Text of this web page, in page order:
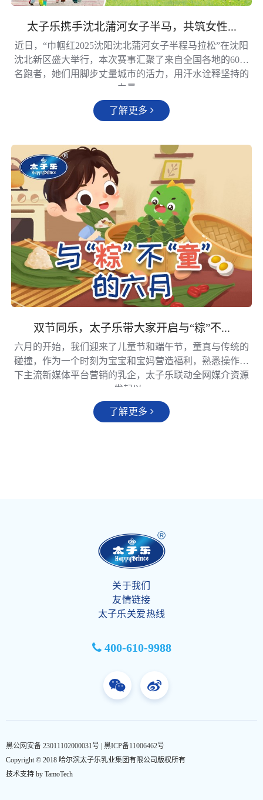
太子乐携手沈北蒲河女子半马，共筑女性...
近日，“巾帼红2025沈阳沈北蒲河女子半程马拉松”在沈阳
沈北新区盛大举行，本次赛事汇聚了来自全国各地的6000
名跑者，她们用脚步丈量城市的活力，用汗水诠释坚持的
力量。
了解更多
双节同乐，太子乐带大家开启与“粽”不...
六月的开始，我们迎来了儿童节和端午节，童真与传统的
碰撞，作为一个时刻为宝宝和宝妈营造福利，熟悉操作当
下主流新媒体平台营销的乳企，太子乐联动全网媒介资源
发起以...
了解更多
关于我们
友情链接
太子乐关爱热线
400-610-9988
黑公网安备 23011102000031号 黑ICP备11006462号
Copyright © 2018 哈尔滨太子乐乳业集团有限公司 版权所有
技术支持 by TamoTech